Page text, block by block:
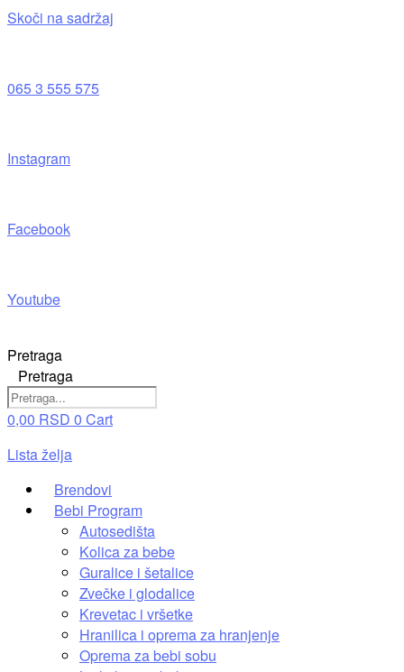
Skoči na sadržaj
065 3 555 575
Instagram
Facebook
Youtube
Pretraga
Pretraga
0,00 RSD 0 Cart
Lista želja
Brendovi
Bebi Program
Autosedišta
Kolica za bebe
Guralice i šetalice
Zvečke i glodalice
Krevetac i vršetke
Hranilica i oprema za hranjenje
Oprema za bebi sobu